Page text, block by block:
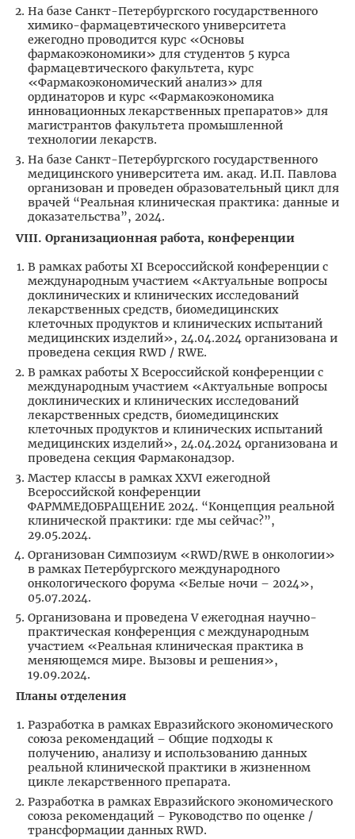
На базе Санкт-Петербургского государственного
химико-фармацевтического университета
ежегодно проводится курс «Основы
фармакоэкономики» для студентов 5 курса
фармацевтического факультета, курс
«Фармакоэкономический анализ» для
ординаторов и курс «Фармакоэкономика
инновационных лекарственных препаратов» для
магистрантов факультета промышленной
технологии лекарств.
На базе Санкт-Петербургского государственного
медицинского университета им. акад. И.П. Павлова
организован и проведен образовательный цикл для
врачей “Реальная клиническая практика: данные и
доказательства”, 2024.
VIII. Организационная работа, конференции
В рамках работы XI Всероссийской конференции с
международным участием «Актуальные вопросы
доклинических и клинических исследований
лекарственных средств, биомедицинских
клеточных продуктов и клинических испытаний
медицинских изделий», 24.04.2024 организована и
проведена секция RWD / RWE.
В рамках работы X Всероссийской конференции с
международным участием «Актуальные вопросы
доклинических и клинических исследований
лекарственных средств, биомедицинских
клеточных продуктов и клинических испытаний
медицинских изделий», 24.04.2024 организована и
проведена секция Фармаконадзор.
Мастер классы в рамках XXVI ежегодной
Всероссийской конференции
ФАРММЕДОБРАЩЕНИЕ 2024. “Концепция реальной
клинической практики: где мы сейчас?”,
29.05.2024.
Организован Симпозиум «RWD/RWE в онкологии»
в рамках Петербургского международного
онкологического форума «Белые ночи – 2024»,
05.07.2024.
Организована и проведена V ежегодная научно-
практическая конференция с международным
участием «Реальная клиническая практика в
меняющемся мире. Вызовы и решения»,
19.09.2024.
Планы отделения
Разработка в рамках Евразийского экономического
союза рекомендаций – Общие подходы к
получению, анализу и использованию данных
реальной клинической практики в жизненном
цикле лекарственного препарата.
Разработка в рамках Евразийского экономического
союза рекомендаций – Руководство по оценке /
трансформации данных RWD.